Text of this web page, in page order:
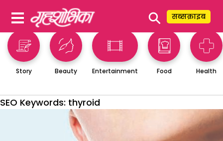
⚲ सब्सक्राइब
Story Beauty Entertainment Food Health
SEO Keywords: thyroid